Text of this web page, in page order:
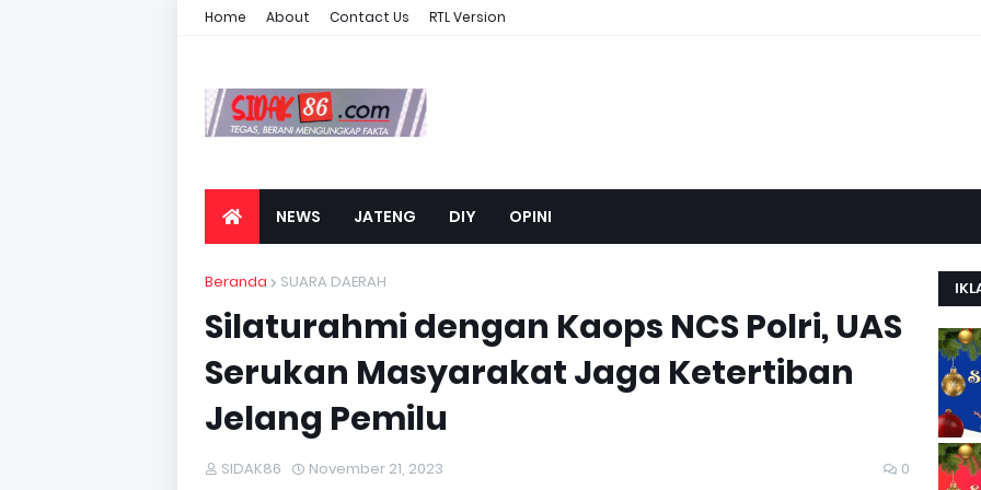
Home About Contact Us RTL Version
NEWS JATENG DIY OPINI
Beranda SUARA DAERAH
Silaturahmi dengan Kaops NCS Polri, UAS
Serukan Masyarakat Jaga Ketertiban
Jelang Pemilu
SIDAK86 November 21, 2023 0